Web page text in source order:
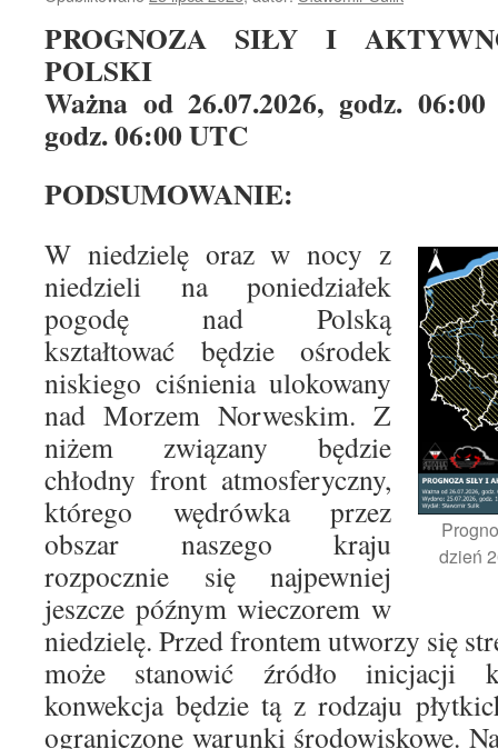
PROGNOZA SIŁY I
POLSKI
Ważna od 26.07.2026, godz.
godz. 06:00 UTC
PODSUMOWANIE:
dzień
W niedzielę oraz w nocy z
niedzieli na poniedziałek
pogodę nad Polską
kształtować będzie ośrodek
niskiego ciśnienia ulokowany
nad Morzem Norweskim. Z
niżem związany będzie
chłodny front atmosferyczny,
którego wędrówka przez
obszar naszego kraju
rozpocznie się najpewniej
jeszcze późnym wieczorem w
niedzielę. Przed frontem utworzy się
może stanowić źródło inicjacji
konwekcja będzie tą z rodzaju
ograniczone warunki środowiskowe.